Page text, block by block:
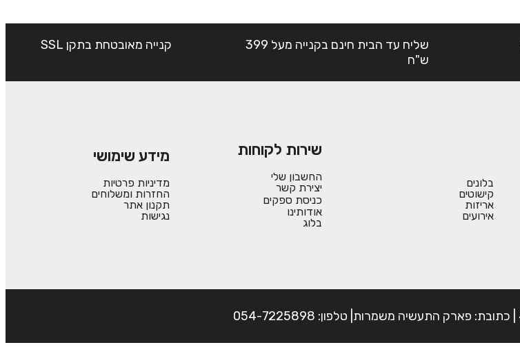
שליח עד הבית חינם בקנייה מעל 399
ש"ח
קנייה מאובטחת בתקן SSL
בלונים
קישוטים
אריזות
אירועים
שירות לקוחות
החשבון שלי
יצירת קשר
כניסת ספקים
אודותינו
בלוג
מידע שימושי
מדיניות פרטיות
החזרות ומשלוחים
תקנון אתר
נגישות